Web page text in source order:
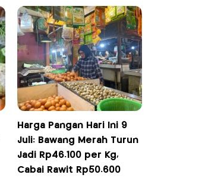
Harga Pangan Hari Ini 9
Juli: Bawang Merah Turun
Jadi Rp46.100 per Kg,
Cabai Rawit Rp50.600